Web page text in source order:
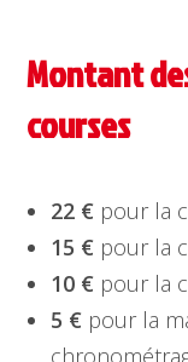
Montant
courses
22 € pour la
15 € pour la
10 € pour la
5 € pour la